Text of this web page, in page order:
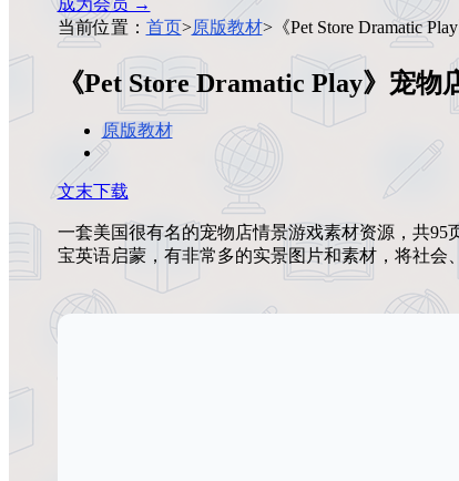
成为会员 →
当前位置： 首页>原版教材>《Pet Store Dramatic
《Pet Store Dramatic Play》宠
原版教材
文末下载
一套美国很有名的宠物店情景游戏素材资源，共
宝英语启蒙，有非常多的实景图片和素材，将社会